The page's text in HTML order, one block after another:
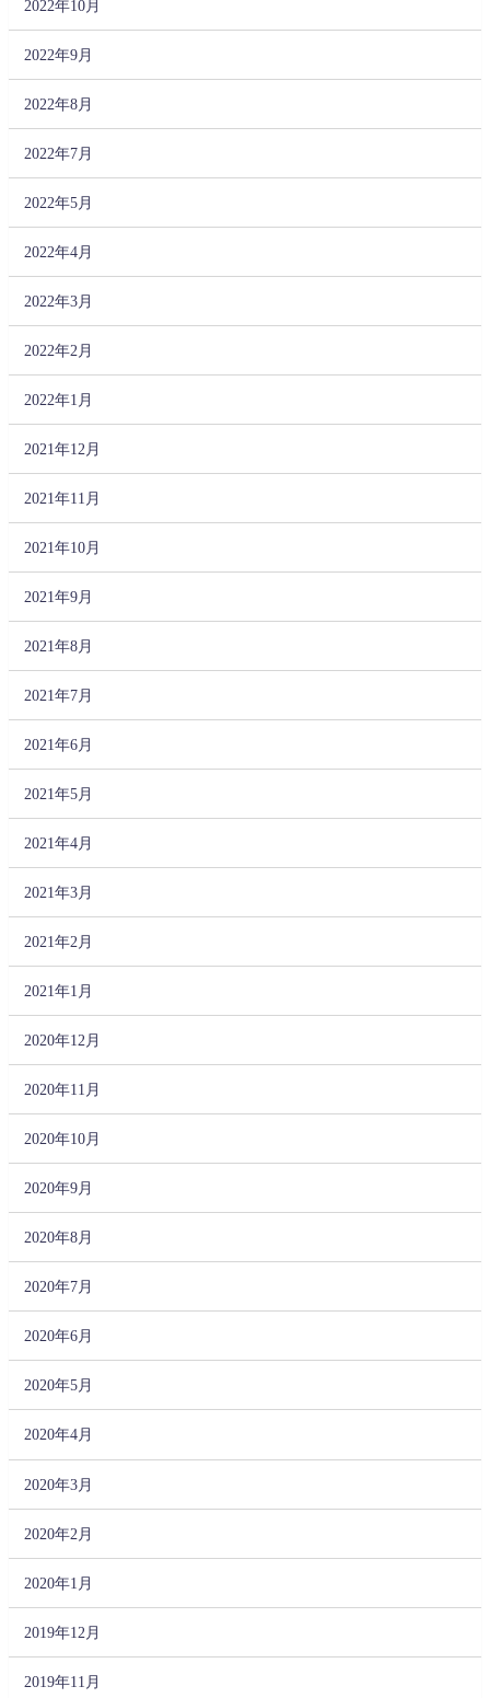
2022年10月
2022年9月
2022年8月
2022年7月
2022年5月
2022年4月
2022年3月
2022年2月
2022年1月
2021年12月
2021年11月
2021年10月
2021年9月
2021年8月
2021年7月
2021年6月
2021年5月
2021年4月
2021年3月
2021年2月
2021年1月
2020年12月
2020年11月
2020年10月
2020年9月
2020年8月
2020年7月
2020年6月
2020年5月
2020年4月
2020年3月
2020年2月
2020年1月
2019年12月
2019年11月